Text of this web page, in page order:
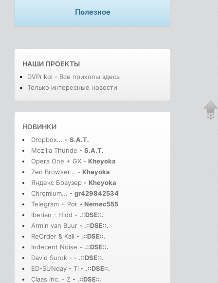
Полезное
НАШИ ПРОЕКТЫ
DVPrikol - Все приколы здесь
Только интересные новости
НОВИНКИ
Dropbox... - S.A.T.
Mozilla Thunde - S.A.T.
Opera One + GX - Kheyoka
Zen Browser... - Kheyoka
Яндекс Браузер - Kheyoka
Chromium... - gr429842534
Telegram + Por - Nemec555
Iberian - Hidd - .::DSE::.
Armin van Buur - .::DSE::.
ReOrder & Kali - .::DSE::.
Indecent Noise - .::DSE::.
David Surok - - .::DSE::.
ED-SUNday - Ti - .::DSE::.
Claas Inc. - Z - .::DSE::.